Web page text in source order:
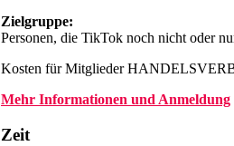
Zielgruppe:
Personen, die TikTok noch nicht oder
Kosten für Mitglieder
Mehr Informationen und Anmeldung
Zeit